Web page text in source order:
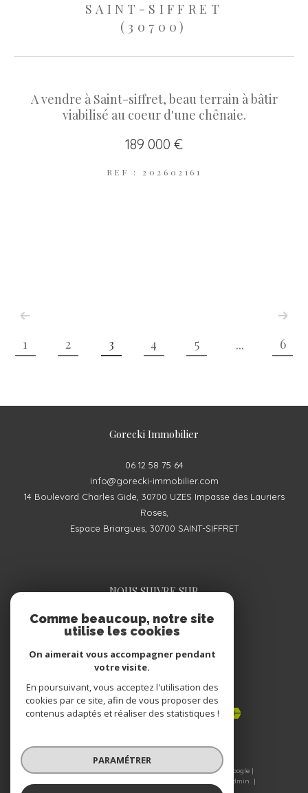
SAINT-SIFFRET
(30700)
A vendre à Saint-siffret, beau terrain à bâtir
viabilisé au coeur d'une chênaie.
189 000 €
REF : 202602161
1 2 3 4 5 ... 6
Gorecki Immobilier
06 12 58 75 64
info@gorecki-immobilier.com
14 Boulevard Charles Gide, 30700 UZES Impasse des Lauriers
Roses,
Espace Briargues, 30700 SAINT-SIFFRET
NOUS SUIVRE SUR
ADHÉRENTS
© 2026 | Tous droits réservés | Traduction powered by Google |
Admin
Comme beaucoup, notre site
utilise les cookies
On aimerait vous accompagner pendant
votre visite.
En poursuivant, vous acceptez l'utilisation des
cookies par ce site, afin de vous proposer des
contenus adaptés et réaliser des statistiques !
PARAMÉTRER